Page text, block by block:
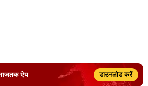
ऐप डाउनलोड करें